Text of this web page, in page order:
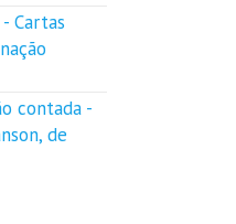
Cartas
contada -
de